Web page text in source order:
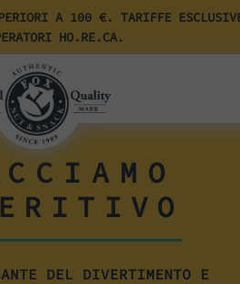
A 100 €. TARIFFE
HO.RE.CA.
DEL DIVERTIMENTO E